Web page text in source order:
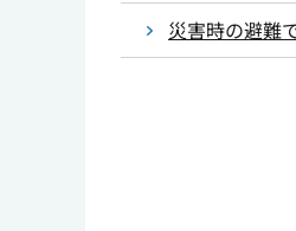
災害時の避難